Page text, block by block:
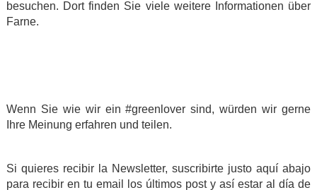
besuchen. Dort finden Sie viele weitere Informationen über
Farne.
Wenn Sie wie wir ein #greenlover sind, würden wir gerne
Ihre Meinung erfahren und teilen.
Si quieres recibir la Newsletter, suscribirte justo aquí abajo
para recibir en tu email los últimos post y así estar al día de